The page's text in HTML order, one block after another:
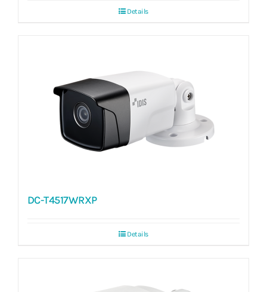
Details
DC-T4517WRXP
Details